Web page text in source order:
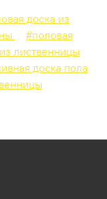
доска из
#половая
лиственницы
доска пола